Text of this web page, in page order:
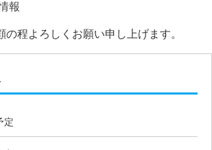
定
報
の程よろしくお願い申し上げます。